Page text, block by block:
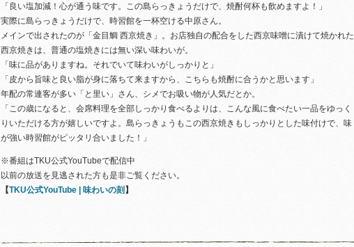
「良い塩加減！心が通う味です。この島らっきょうだけで、焼酎何杯も飲めますよ！」
実際に島らっきょうだけで、時習館を一杯空ける中原さん。
メインで出されたのが「金目鯛 西京焼き」。お店独自の配合をした西京味噌に漬けて焼かれた
西京焼きは、普通の塩焼きには無い深い味わいが。
「味に品がありますね。それでいて味わいがしっかりと」
「皮から旨味と良い脂が身に落ちて来ますから、こちらも焼酎に合うかと思います」
年配の常連客が多い「と里い」さん、シメでお吸い物が人気だとか。
「この歳になると、会席料理を全部しっかり食べるよりは、こんな風に食べたい一品をゆっく
りいただける方が嬉しいですよ。島らっきょうもこの西京焼きもしっかりとした味付けで、味
が強い時習館がピッタリ合いました！」
※番組はTKU公式YouTubeで配信中
以前の放送を見逃された方も是非ご覧ください。
【TKU公式YouTube | 味わいの刻 】